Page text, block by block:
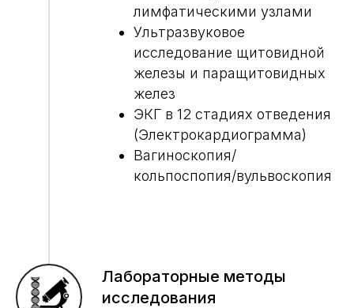
лимфатическими узлами
Ультразвуковое
исследование щитовидной
железы и паращитовидных
желез
ЭКГ в 12 стадиях отведения
(Электрокардиограмма)
Вагиноскопия/
кольпоспопия/вульвоскопия
Лабораторные методы
исследования